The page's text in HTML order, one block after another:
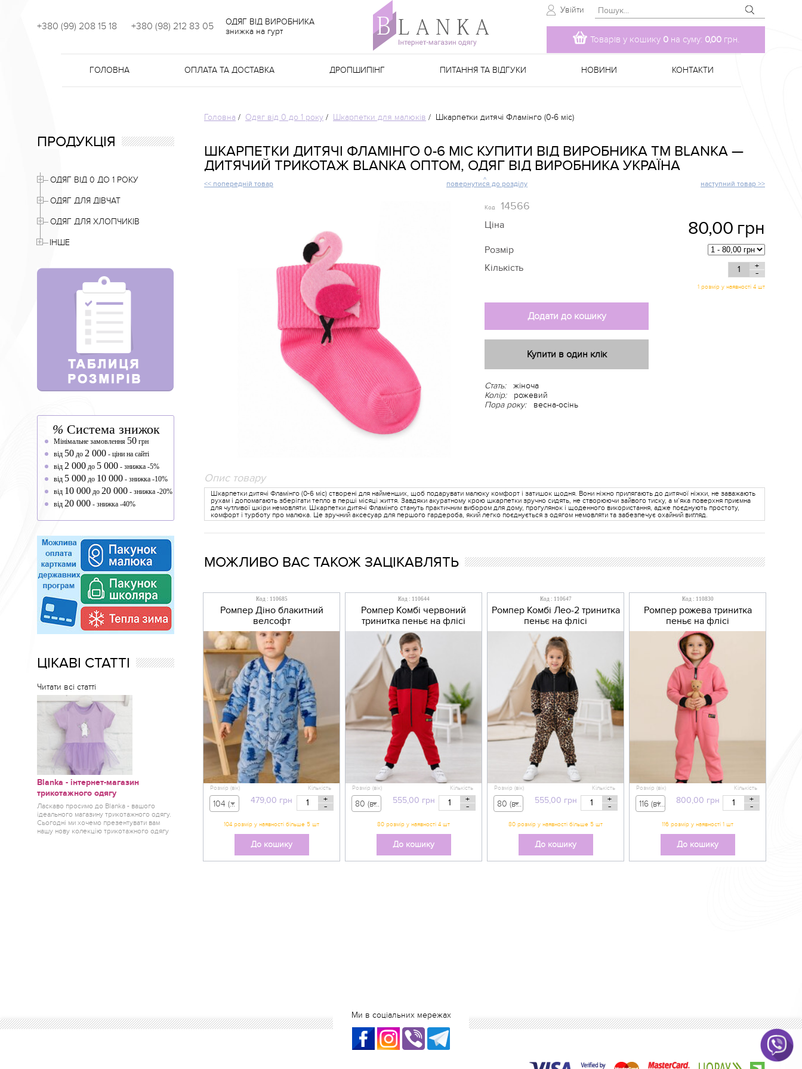
+380 (99) 208 15 18 +380 (98) 212 83 05
ОДЯГ ВІД ВИРОБНИКА
знижка на гурт
Увійти
Товарів у кошику 0 на суму: 0,00грн.
ГОЛОВНА ОПЛАТА ТА ДОСТАВКА ДРОПШИПІНГ ПИТАННЯ ТА ВІДГУКИ НОВИНИ КОНТАКТИ
ПРОДУКЦІЯ
ОДЯГ ВІД 0 ДО 1 РОКУ
ОДЯГ ДЛЯ ДІВЧАТ
ОДЯГ ДЛЯ ХЛОПЧИКІВ
ІНШЕ
% Система знижок
Мінімальне замовлення 50 грн
від 50 до 2 000 - ціни на сайті
від 2 000 до 5 000 - знижка -5%
від 5 000 до 10 000 - знижка -10%
від 10 000 до 20 000 - знижка -20%
від 20 000 - знижка -40%
ЦІКАВІ СТАТТІ
Читати всі статті
Blanka - інтернет-магазин
трикотажного одягу
Ласкаво просимо до Blanka - вашого
ідеального магазину трикотажного одягу.
Сьогодні ми хочемо презентувати вам
нашу нову колекцію трикотажного одягу
Головна / Одяг від 0 до 1 року / Шкарпетки для малюків / Шкарпетки дитячі Фламінго (0-6 міс)
ШКАРПЕТКИ ДИТЯЧІ ФЛАМІНГО 0-6 МІС КУПИТИ ВІД ВИРОБНИКА TM BLANKA —
ДИТЯЧИЙ ТРИКОТАЖ BLANKA ОПТОМ, ОДЯГ ВІД ВИРОБНИКА УКРАЇНА
<< попередній товар наступний товар >>
повернутися до розділу
Код 14566
Ціна 80,00 грн
Розмір
Кількість
+
-
1 розмір у наявності 4 шт
Додати до кошику
Купити в один клік
Стать: жіноча
Колір: рожевий
Пора року: весна-осінь
Опис товару
Шкарпетки дитячі Фламінго (0-6 міс) створені для найменших, щоб подарувати малюку комфорт і затишок щодня. Вони ніжно прилягають до дитячої ніжки, не заважають
рухам і допомагають зберігати тепло в перші місяці життя. Завдяки акуратному крою шкарпетки зручно сидять, не створюючи зайвого тиску, а м’яка поверхня приємна
для чутливої шкіри немовляти. Шкарпетки дитячі Фламінго стануть практичним вибором для дому, прогулянок і щоденного використання, адже поєднують простоту,
комфорт і турботу про малюка. Це зручний аксесуар для першого гардероба, який легко поєднується з одягом немовляти та забезпечує охайний вигляд.
МОЖЛИВО ВАС ТАКОЖ ЗАЦІКАВЛЯТЬ
Код : 110685
Ромпер Діно блакитний
велсофт
479,00 грн
Розмір (вік)
104 (вік 3-4 р) - 479,00 грн
Кількість
+
-
До кошику
Код : 110644
Ромпер Комбі червоний
тринитка пеньє на флісі
555,00 грн
Розмір (вік)
80 (вік 9-12 міс) - 555,00 грн
Кількість
+
-
До кошику
Код : 110647
Ромпер Комбі Лео-2 тринитка
пеньє на флісі
555,00 грн
Розмір (вік)
80 (вік 9-12 міс) - 555,00 грн
Кількість
+
-
До кошику
Код : 110830
Ромпер рожева тринитка
пеньє на флісі
800,00 грн
Розмір (вік)
116 (вік 5-6 р) - 800,00 грн
Кількість
+
-
До кошику
Ми в соціальних мережах